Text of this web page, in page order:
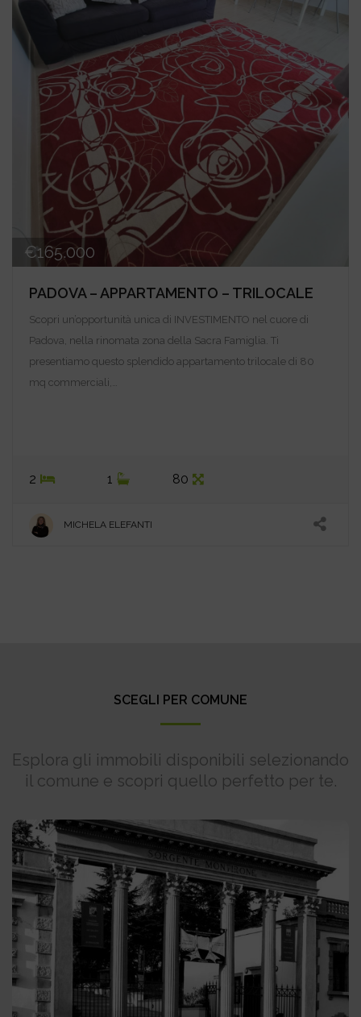
€165.000
PADOVA – APPARTAMENTO – TRILOCALE
Scopri un’opportunità unica di INVESTIMENTO nel cuore di
Padova, nella rinomata zona della Sacra Famiglia. Ti
presentiamo questo splendido appartamento trilocale di 80
mq commerciali,…
2 1 80
MICHELA ELEFANTI
SCEGLI PER COMUNE
Esplora gli immobili disponibili selezionando
il comune e scopri quello perfetto per te.
Abano Terme
Il mercato immobiliare di Abano Terme si
caratterizza per la sua varietà e la presenza di
proprietà adatte a diverse esigenze. Grazie alla sua
reputazione come destinazione termale e turistica,
la zona attrae sia visitatori che investitori.